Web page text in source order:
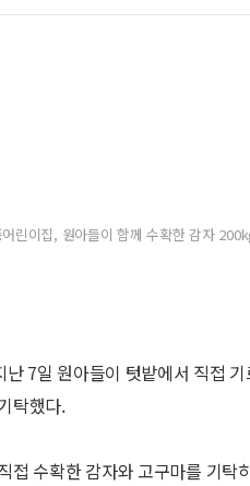
린이집, 원아들이 함께 수확한 감자
7일 원아들이 텃밭에서 직접
탁했다.
접 수확한 감자와 고구마를 기탁